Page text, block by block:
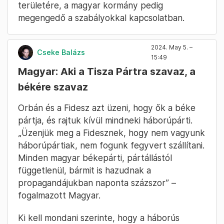
területére, a magyar kormány pedig
megengedő a szabályokkal kapcsolatban.
Cseke Balázs
2024. May 5. –
15:49
Magyar: Aki a Tisza Pártra szavaz, a
békére szavaz
Orbán és a Fidesz azt üzeni, hogy ők a béke
pártja, és rajtuk kívül mindneki háborúpárti.
„Üzenjük meg a Fidesznek, hogy nem vagyunk
háborúpártiak, nem fogunk fegyvert szállítani.
Minden magyar békepárti, pártállástól
függetlenül, bármit is hazudnak a
propagandájukban naponta százszor” –
fogalmazott Magyar.
Ki kell mondani szerinte, hogy a háborús